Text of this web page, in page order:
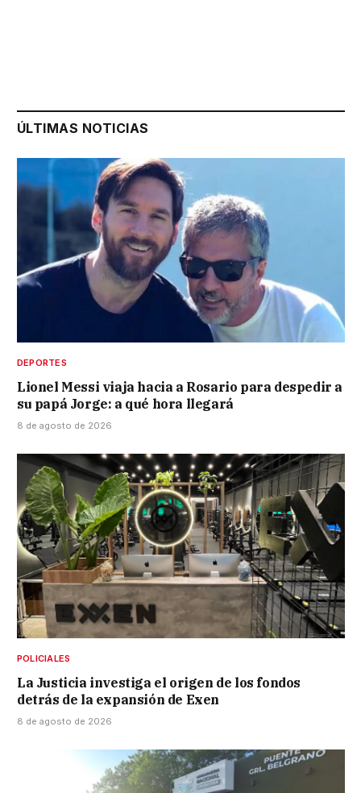
ÚLTIMAS NOTICIAS
DEPORTES
Lionel Messi viaja hacia a Rosario para despedir a
su papá Jorge: a qué hora llegará
8 de agosto de 2026
POLICIALES
La Justicia investiga el origen de los fondos
detrás de la expansión de Exen
8 de agosto de 2026